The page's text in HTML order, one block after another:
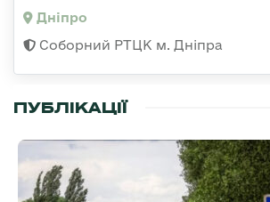
Дніпро
Соборний РТЦК м. Дніпра
ПУБЛІКАЦІЇ